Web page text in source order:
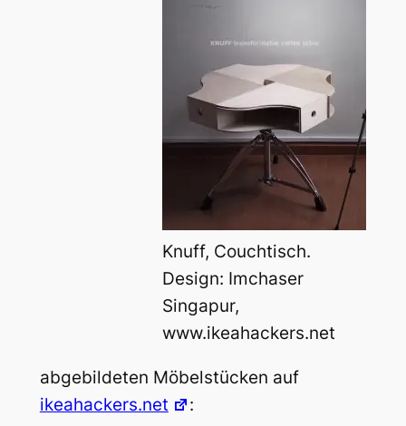
Knuff, Couchtisch.
Design: Imchaser
Singapur,
www.ikeahackers.net
abgebildeten Möbelstücken auf
ikeahackers.net
: